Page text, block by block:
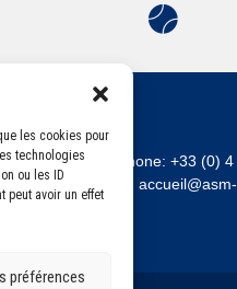
les cookies pour
technologies
ou les ID
peut avoir un effet
préférences
Téléphone: +33 (0)